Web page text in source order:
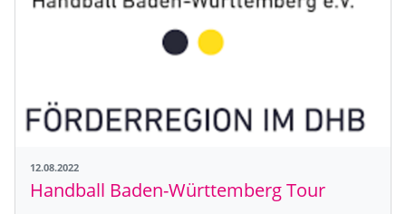
12.08.2022
Handball Baden-Württemberg Tour